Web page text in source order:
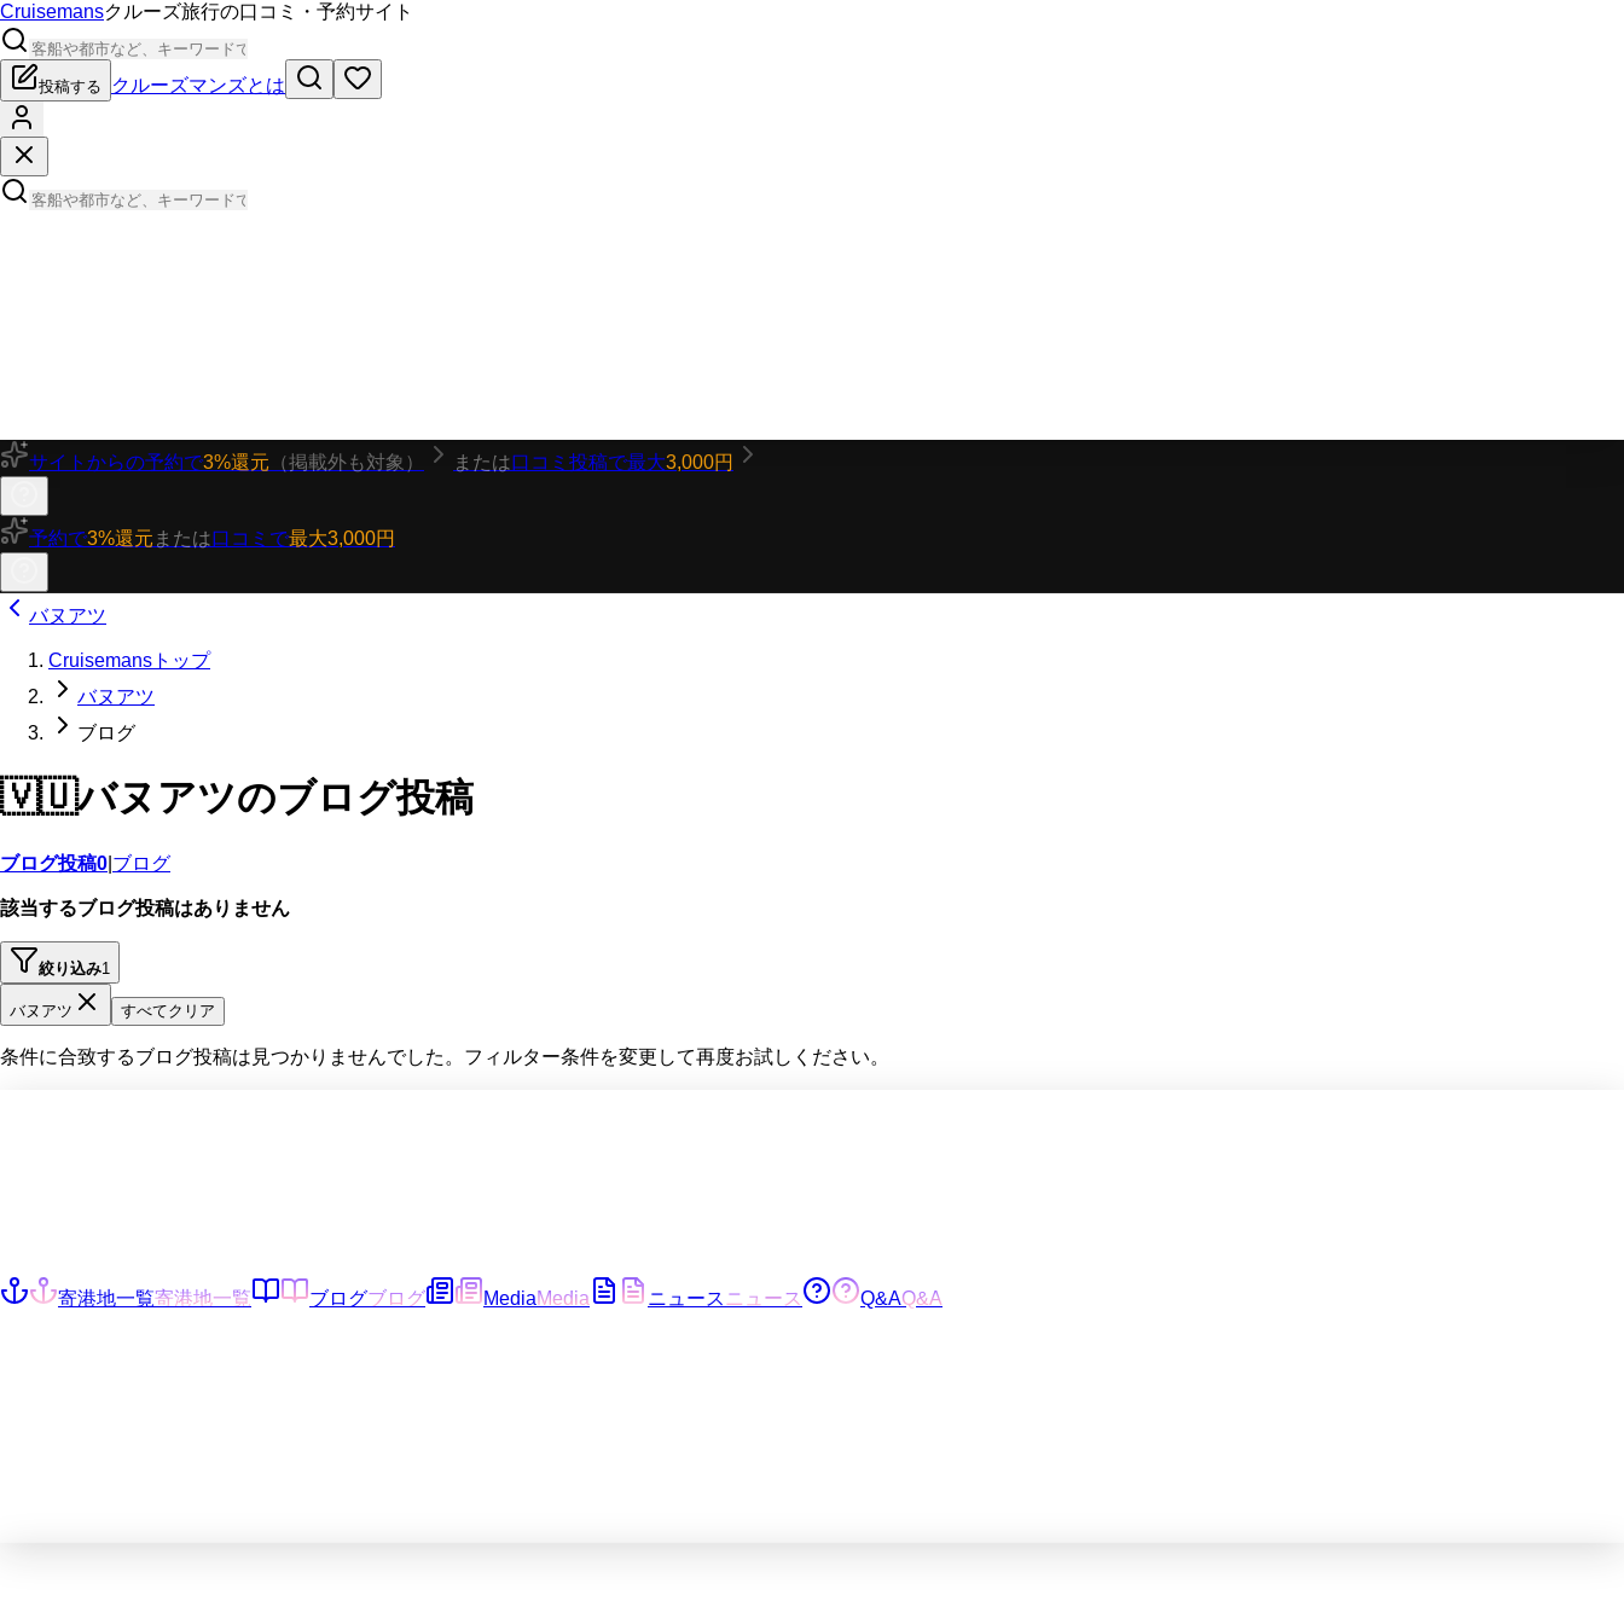
Cruisemansクルーズ旅行の口コミ・予約サイト
投稿する クルーズマンズとは
サイトからの予約で3%還元 （掲載外も対象） または口コミ投稿で最大3,000円
予約で3%還元 または口コミで最大3,000円
バヌアツ
Cruisemansトップ
バヌアツ
ブログ
🇻🇺バヌアツのブログ投稿
ブログ投稿0 ブログ
該当するブログ投稿はありません
絞り込み1
バヌアツ すべてクリア
条件に合致するブログ投稿は見つかりませんでした。フィルター条件を変更して再度お試しください。
寄港地一覧寄港地一覧 ブログブログ MediaMedia ニュース ニュース Q&AQ&A